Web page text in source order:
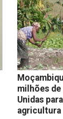
milhões de
Unidas
agricultura